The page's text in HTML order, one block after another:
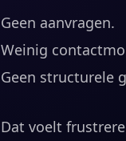
Geen aanvragen.
Weinig
Geen structurele
Dat voelt